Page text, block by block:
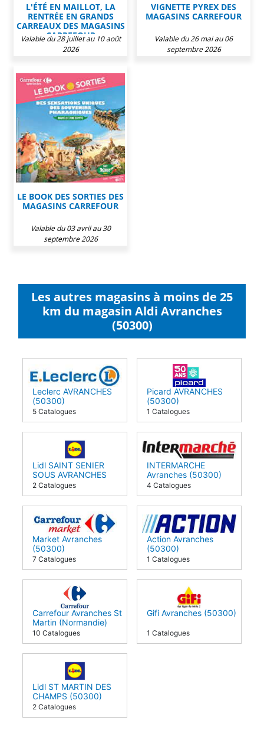
L'ÉTÉ EN MAILLOT, LA
RENTRÉE EN GRANDS
CARREAUX DES MAGASINS
CARREFOUR
Valable du 28 juillet au 10 août
2026
VIGNETTE PYREX DES
MAGASINS CARREFOUR
Valable du 26 mai au 06
septembre 2026
LE BOOK DES SORTIES DES
MAGASINS CARREFOUR
Valable du 03 avril au 30
septembre 2026
Les autres magasins à moins de 25
km du magasin Aldi Avranches
(50300)
Leclerc AVRANCHES
(50300)
5 Catalogues
Picard AVRANCHES
(50300)
1 Catalogues
Lidl SAINT SENIER
SOUS AVRANCHES
(50300)
2 Catalogues
INTERMARCHE
Avranches (50300)
4 Catalogues
Market Avranches
(50300)
7 Catalogues
Action Avranches
(50300)
1 Catalogues
Carrefour Avranches St
Martin (Normandie)
(50300)
10 Catalogues
Gifi Avranches (50300)
1 Catalogues
Lidl ST MARTIN DES
CHAMPS (50300)
2 Catalogues